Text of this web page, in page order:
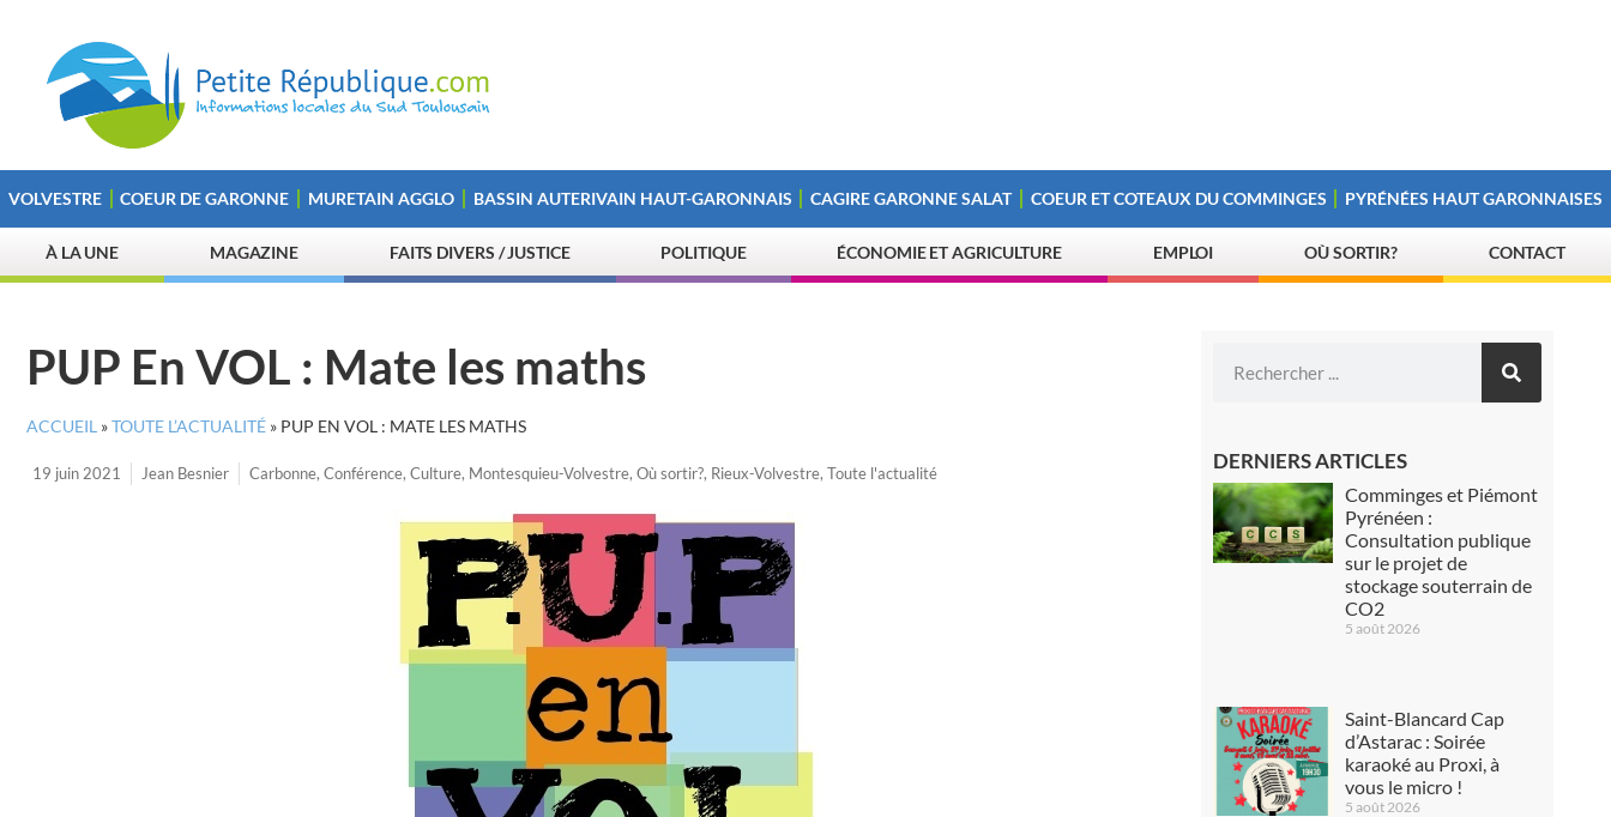
VOLVESTRE COEUR DE GARONNE MURETAIN AGGLO BASSIN AUTERIVAIN HAUT-GARONNAIS CAGIRE GARONNE SALAT COEUR ET COTEAUX DU COMMINGES PYRÉNÉES HAUT GARONNAISES
À LA UNE MAGAZINE FAITS DIVERS / JUSTICE POLITIQUE ÉCONOMIE ET AGRICULTURE EMPLOI OÙ SORTIR? CONTACT
PUP En VOL : Mate les maths
ACCUEIL »TOUTE L’ACTUALITÉ » PUP EN VOL : MATE LES MATHS
19 juin 2021 Jean Besnier Carbonne, Conférence, Culture, Montesquieu-Volvestre, Où sortir?, Rieux-Volvestre, Toute l'actualité DERNIERS ARTICLES
Comminges et Piémont
Pyrénéen :
Consultation publique
sur le projet de
stockage souterrain de
CO2
5 août 2026
Saint-Blancard Cap
d’Astarac : Soirée
karaoké au Proxi, à
vous le micro !
5 août 2026